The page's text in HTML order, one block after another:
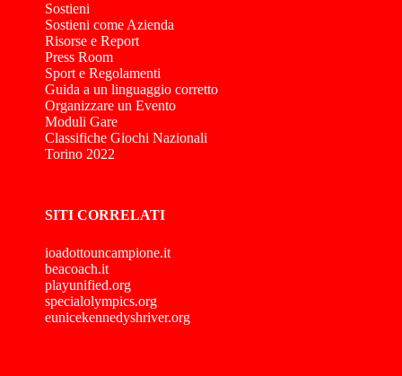
Sostieni
Sostieni come Azienda
Risorse e Report
Press Room
Sport e Regolamenti
Guida a un linguaggio corretto
Organizzare un Evento
Moduli Gare
Classifiche Giochi Nazionali
Torino 2022
SITI CORRELATI
ioadottouncampione.it
beacoach.it
playunified.org
specialolympics.org
eunicekennedyshriver.org